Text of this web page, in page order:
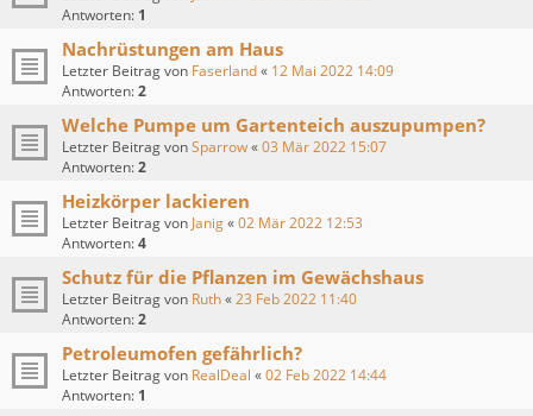
Antworten: 1
Nachrüstungen am Haus
Letzter Beitrag von Faserland« 12 Mai 2022 14:09
Antworten:2
Welche Pumpe um Gartenteich auszupumpen?
Letzter Beitrag vonSparrow«03 Mär 2022 15:07
Antworten:2
Heizkörper lackieren
Letzter Beitrag von Janig«02 Mär 2022 12:53
Antworten:4
Schutz für die Pflanzen im Gewächshaus
Letzter Beitrag von Ruth«23 Feb 2022 11:40
Antworten:2
Petroleumofen gefährlich?
Letzter Beitrag von RealDeal «02 Feb 2022 14:44
Antworten: 1